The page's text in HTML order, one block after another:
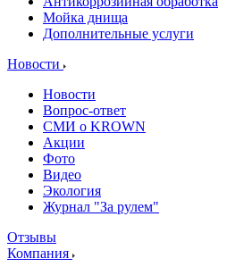
Мойка днища
Дополнительные услуги
Новости
Новости
Вопрос-ответ
СМИ о KROWN
Акции
Фото
Видео
Экология
Журнал "За рулем"
Отзывы
Компания